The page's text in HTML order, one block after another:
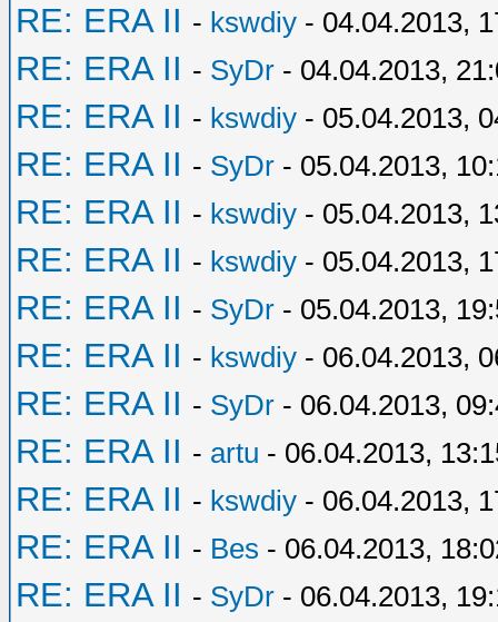
RE: ERA II - kswdiy - 04.04.2013,
RE: ERA II - SyDr - 04.04.2013,
RE: ERA II - kswdiy - 05.04.2013,
RE: ERA II - SyDr - 05.04.2013,
RE: ERA II - kswdiy - 05.04.2013,
RE: ERA II - kswdiy - 05.04.2013,
RE: ERA II - SyDr - 05.04.2013,
RE: ERA II - kswdiy - 06.04.2013,
RE: ERA II - SyDr - 06.04.2013,
RE: ERA II - artu - 06.04.2013,
RE: ERA II - kswdiy - 06.04.2013,
RE: ERA II - Bes - 06.04.2013,
RE: ERA II - SyDr - 06.04.2013,